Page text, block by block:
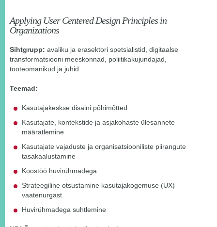
Applying User Centered Design Principles in
Organizations
Sihtgrupp: avaliku ja erasektori spetsialistid, digitaalse
transformatsiooni meeskonnad, poliitikakujundajad,
tooteomanikud ja juhid.
Teemad:
Kasutajakeskse disaini põhimõtted
Kasutajate, kontekstide ja asjakohaste ülesannete
määratlemine
Kasutajate vajaduste ja organisatsiooniliste piirangute
tasakaalustamine
Koostöö huvirühmadega
Strateegiline otsustamine kasutajakogemuse (UX)
vaatenurgast
Huvirühmadega suhtlemine